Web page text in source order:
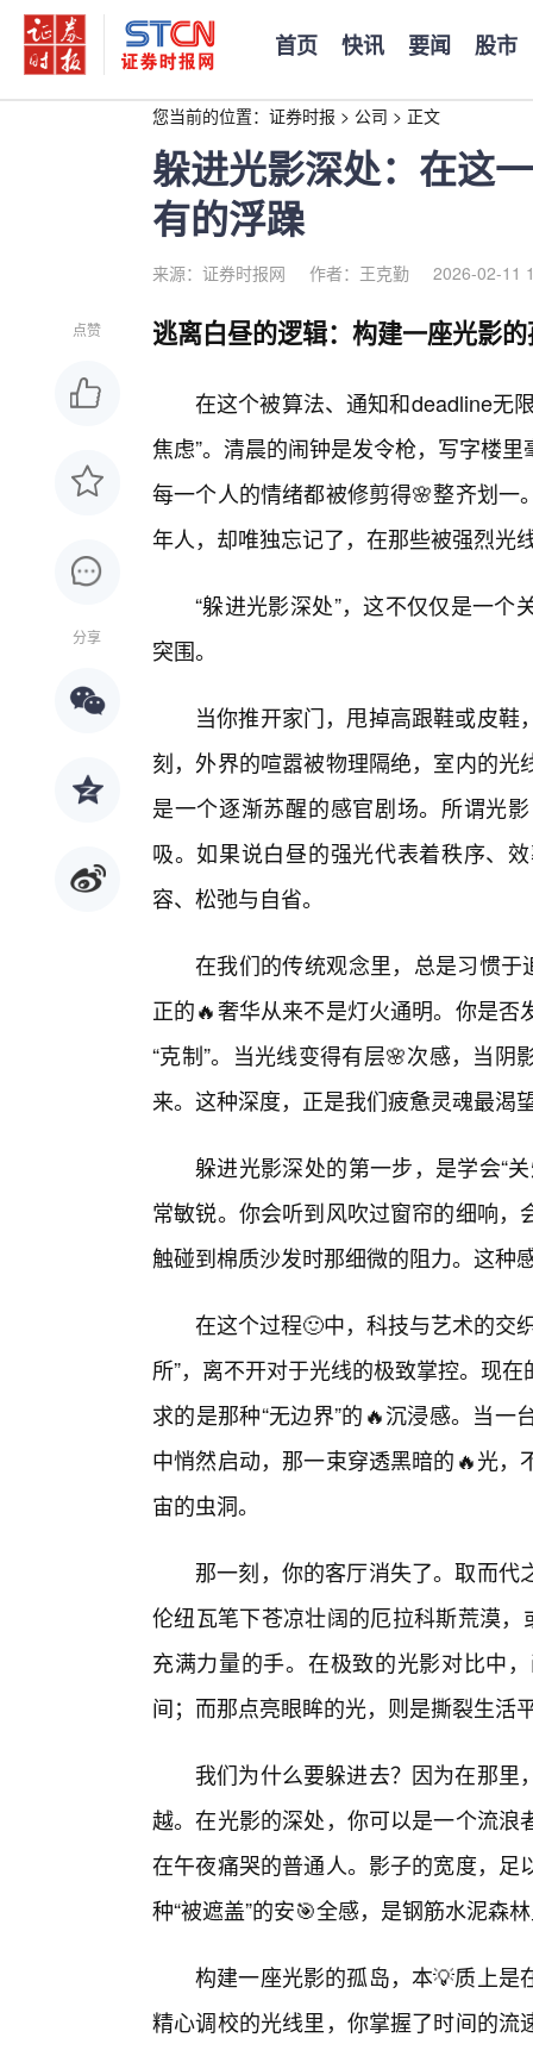
首页 快讯 要闻 股市
您当前的位置： 证券时报 > 公司 > 正文
躲进光影深处：在这
有的浮躁
来源：证券时报网 作者：王克勤 2026-02-11
点赞
分享
逃离白昼的逻辑：构建一座光影
在这个被算法、通知和deadline无
焦虑”。清晨的闹钟是发令枪，写字楼
每一个人的情绪都被修剪得🌸整齐划
年人，却唯独忘记了，在那些被强烈光
“躲进光影深处”，这不仅仅是一
突围。
当你推开家门，甩掉高跟鞋或皮
刻，外界的喧嚣被物理隔绝，室内的
是一个逐渐苏醒的感官剧场。所谓光
吸。如果说白昼的强光代表着秩序、
容、松弛与自省。
在我们的传统观念里，总是习惯于
正的🔥奢华从来不是灯火通明。你是
“克制”。当光线变得有层🌸次感，当
来。这种深度，正是我们疲惫灵魂最渴
躲进光影深处的第一步，是学会“
常敏锐。你会听到风吹过窗帘的细响
触碰到棉质沙发时那细微的阻力。这种
在这个过程🙂中，科技与艺术的交
所”，离不开对于光线的极致掌控。现
求的是那种“无边界”的🔥沉浸感。当
中悄然启动，那一束穿透黑暗的🔥光
宙的虫洞。
那一刻，你的客厅消失了。取而
伦纽瓦笔下苍凉壮阔的厄拉科斯荒漠
充满力量的手。在极致的光影对比中
间；而那点亮眼眸的光，则是撕裂生活
我们为什么要躲进去？因为在那
越。在光影的深处，你可以是一个流
在午夜痛哭的普通人。影子的宽度，
种“被遮盖”的安🎯全感，是钢筋水泥森
构建一座光影的孤岛，本💡质上是
精心调校的光线里，你掌握了时间的